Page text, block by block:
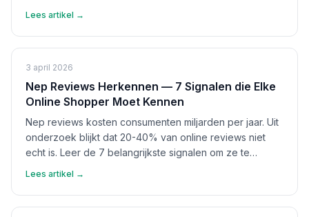
Lees artikel →
3 april 2026
Nep Reviews Herkennen — 7 Signalen die Elke
Online Shopper Moet Kennen
Nep reviews kosten consumenten miljarden per jaar. Uit
onderzoek blijkt dat 20-40% van online reviews niet
echt is. Leer de 7 belangrijkste signalen om ze te
Lees artikel →